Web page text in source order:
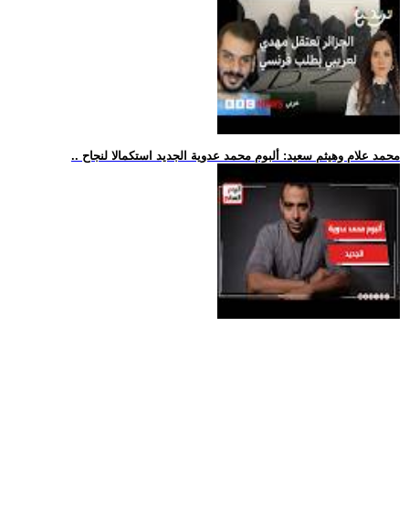
.. محمد علام وهيثم سعيد: ألبوم محمد عدوية الجديد استكمالا لنجاح